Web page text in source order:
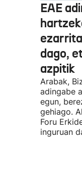
EAE
dago,
azpitik
Arabak,
adingabe
egun,
gehiago.
Foru
inguruan